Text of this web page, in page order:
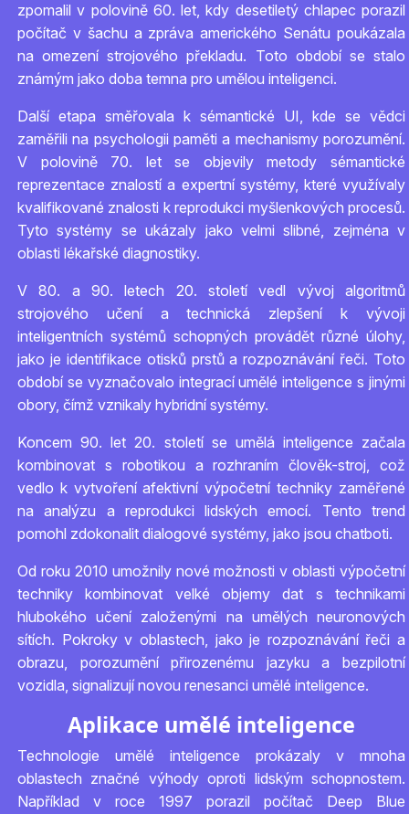
zpomalil v polovině 60. let, kdy desetiletý chlapec porazil
počítač v šachu a zpráva amerického Senátu poukázala
na omezení strojového překladu. Toto období se stalo
známým jako doba temna pro umělou inteligenci.
Další etapa směřovala k sémantické UI, kde se vědci
zaměřili na psychologii paměti a mechanismy porozumění.
V polovině 70. let se objevily metody sémantické
reprezentace znalostí a expertní systémy, které využívaly
kvalifikované znalosti k reprodukci myšlenkových procesů.
Tyto systémy se ukázaly jako velmi slibné, zejména v
oblasti lékařské diagnostiky.
V 80. a 90. letech 20. století vedl vývoj algoritmů
strojového učení a technická zlepšení k vývoji
inteligentních systémů schopných provádět různé úlohy,
jako je identifikace otisků prstů a rozpoznávání řeči. Toto
období se vyznačovalo integrací umělé inteligence s jinými
obory, čímž vznikaly hybridní systémy.
Koncem 90. let 20. století se umělá inteligence začala
kombinovat s robotikou a rozhraním člověk-stroj, což
vedlo k vytvoření afektivní výpočetní techniky zaměřené
na analýzu a reprodukci lidských emocí. Tento trend
pomohl zdokonalit dialogové systémy, jako jsou chatboti.
Od roku 2010 umožnily nové možnosti v oblasti výpočetní
techniky kombinovat velké objemy dat s technikami
hlubokého učení založenými na umělých neuronových
sítích. Pokroky v oblastech, jako je rozpoznávání řeči a
obrazu, porozumění přirozenému jazyku a bezpilotní
vozidla, signalizují novou renesanci umělé inteligence.
Aplikace umělé inteligence
Technologie umělé inteligence prokázaly v mnoha
oblastech značné výhody oproti lidským schopnostem.
Například v roce 1997 porazil počítač Deep Blue